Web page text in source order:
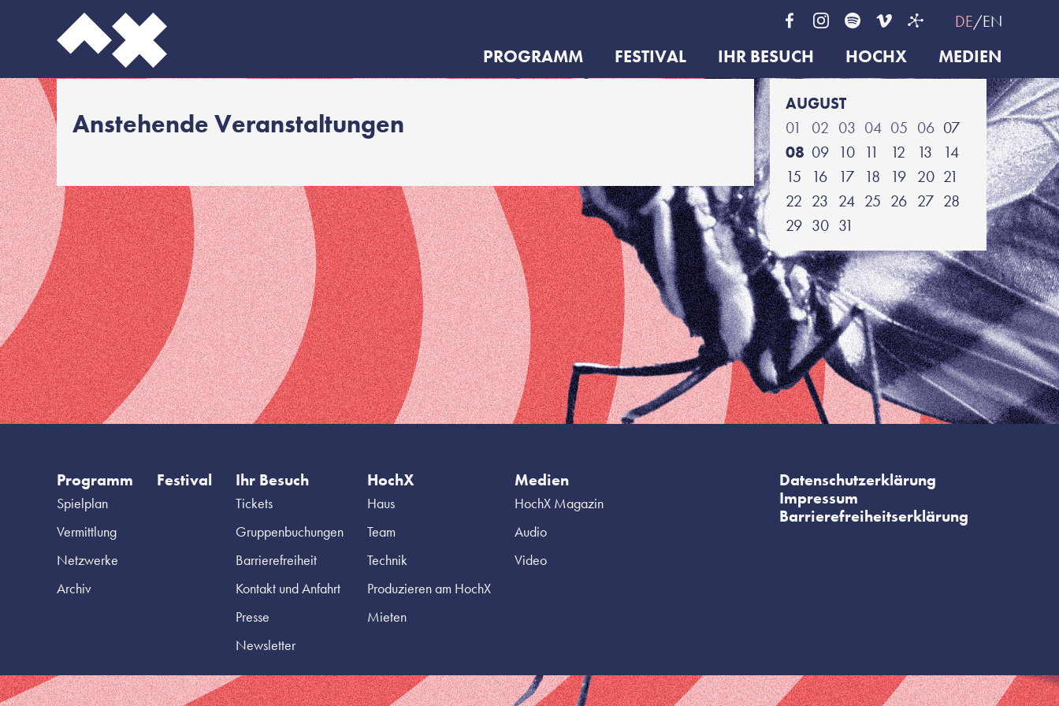
DE EN
PROGRAMM FESTIVAL IHR BESUCH HOCHX MEDIEN
Anstehende Veranstaltungen
AUGUST
01
02 03 04 05 06 07
08 09 10 11 12 13
14
15
16 17 18 19 20 21
22 23 24 25 26 27 28
29 30 31
Programm
Spielplan
Vermittlung
Netzwerke
Archiv
Festival Ihr Besuch
Tickets
Gruppenbuchungen
Barrierefreiheit
Kontakt und Anfahrt
Presse
Newsletter
HochX
Haus
Team
Technik
Produzieren am HochX
Mieten
Medien
HochX Magazin
Audio
Video
Datenschutzerklärung
Impressum
Barrierefreiheitserklärung